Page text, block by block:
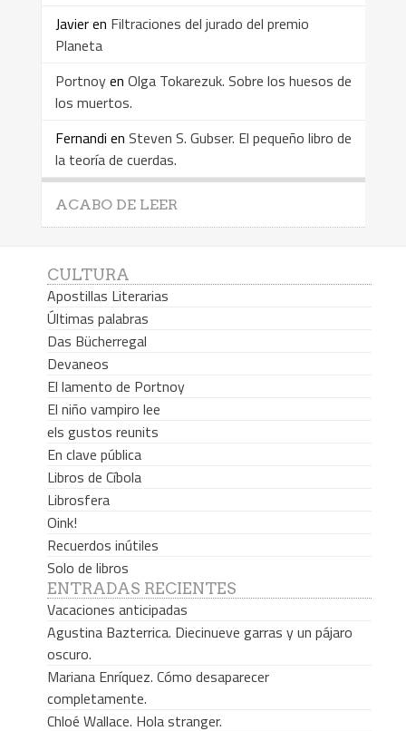
Javieren Filtraciones del jurado del premio
Planeta
Portnoyen Olga Tokarezuk. Sobre los huesos de
los muertos.
Fernandi en Steven S. Gubser. El pequeño libro de
la teoría de cuerdas.
ACABO DE LEER
CULTURA
Apostillas Literarias
Últimas palabras
Das Bücherregal
Devaneos
El lamento de Portnoy
El niño vampiro lee
els gustos reunits
En clave pública
Libros de Cíbola
Librosfera
Oink!
Recuerdos inútiles
Solo de libros
ENTRADAS RECIENTES
Vacaciones anticipadas
Agustina Bazterrica. Diecinueve garras y un pájaro
oscuro.
Mariana Enríquez. Cómo desaparecer
completamente.
Chloé Wallace. Hola stranger.